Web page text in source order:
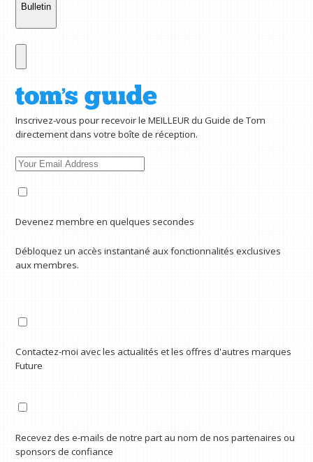
Bulletin
Inscrivez-vous pour recevoir le MEILLEUR du Guide de Tom
directement dans votre boîte de réception.
Devenez membre en quelques secondes
Débloquez un accès instantané aux fonctionnalités exclusives
aux membres.
Contactez-moi avec les actualités et les offres d'autres marques
Future
Recevez des e-mails de notre part au nom de nos partenaires ou
sponsors de confiance